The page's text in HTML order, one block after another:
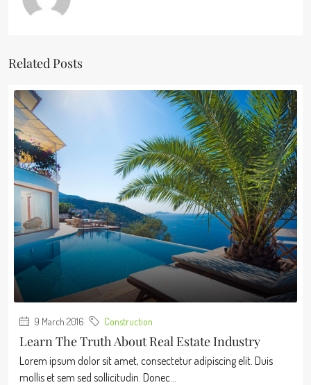
Related Posts
9 March 2016 Construction
Learn The Truth About Real Estate Industry
Lorem ipsum dolor sit amet, consectetur adipiscing elit. Duis
mollis et sem sed sollicitudin. Donec...